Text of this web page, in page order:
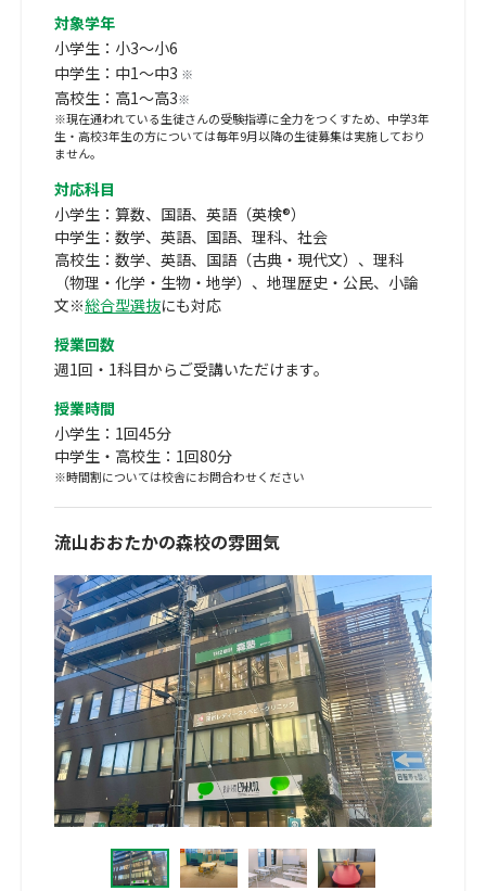
対象学年
小学生：小3～小6
中学生：中1～中3 ※
高校生：高1～高3※
※現在通われている生徒さんの受験指導に全力をつくすため、中学3年
生・高校3年生の方については毎年9月以降の生徒募集は実施しており
ません。
対応科目
小学生：算数、国語、英語（英検®）
中学生：数学、英語、国語、理科、社会
高校生：数学、英語、国語（古典・現代文）、理科
（物理・化学・生物・地学）、地理歴史・公民、小論
文※総合型選抜にも対応
授業回数
週1回・1科目からご受講いただけます。
授業時間
小学生：1回45分
中学生・高校生：1回80分
※時間割については校舎にお問合わせください
流山おおたかの森校の雰囲気